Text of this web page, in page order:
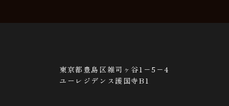
東京都豊島区雑司ヶ谷1−5−4
ユーレジデンス護国寺B1